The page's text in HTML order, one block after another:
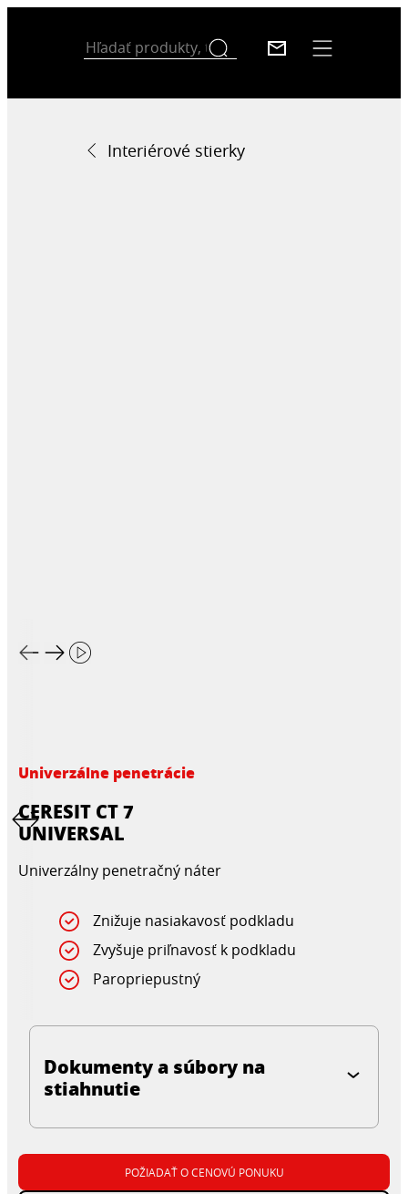
Interiérové stierky
Univerzálne penetrácie
CERESIT CT 7
UNIVERSAL
Univerzálny penetračný náter
Znižuje nasiakavosť podkladu
Zvyšuje priľnavosť k podkladu
Paropriepustný
Dokumenty a súbory na
stiahnutie
POŽIADAŤ O CENOVÚ PONUKU